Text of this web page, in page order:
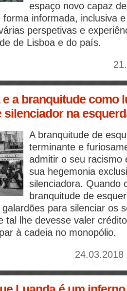
espaço novo capaz
informada, inclusiva
perspetivas e
de Lisboa e do país.
e a branquitude como
silenciador na
A branquitude de
terminante e
admitir o seu racismo
sua hegemonia
silenciadora. Quando
branquitude de
para silenciar os
tal lhe devesse valer
à cadeia no monopólio.